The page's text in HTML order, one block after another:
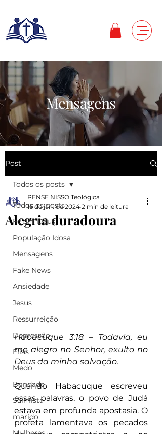
Mensagens
Post
Todos os posts
Fé em Deus
População Idosa
Mensagens
Fake News
Ansiedade
Jesus
Ressurreição
Depressão
Elias
Medo
Bondade
Salmista
marido
Todos os posts
Alegria duradoura
PENSE NISSO Teológica
16 de jan. de 2024 2 min de leitura
Habacuque 3:18 – Todavia, eu
me alegro no Senhor, exulto no
Deus da minha salvação.
Quando Habacuque escreveu
essas palavras, o povo de Judá
estava em profunda apostasia. O
profeta lamentava os pecados